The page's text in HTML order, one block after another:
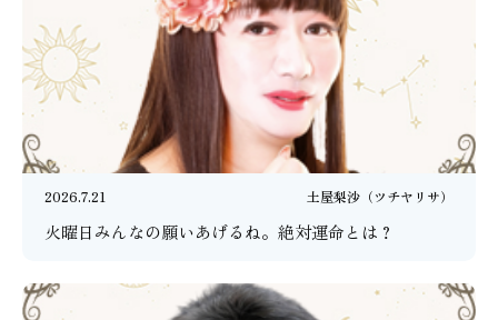
2026.7.21 土屋梨沙（ツチヤリサ）
火曜日みんなの願いあげるね。絶対運命とは？